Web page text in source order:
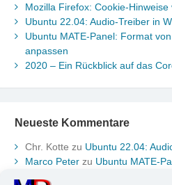
Mozilla Firefox: Cookie-
Ubuntu 22.04: Audio-Treiber in
Ubuntu MATE-Panel: Format
anpassen
2020 – Ein Rückblick auf das
Neueste Kommentare
Chr. Kotte zu Ubuntu 22.04:
Marco Peter zu Ubuntu MATE-